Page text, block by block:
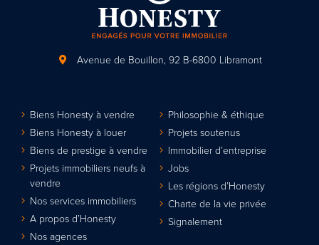
Avenue de Bouillon, 92 B-6800 Libramont
Biens Honesty à vendre
Biens Honesty à louer
Biens de prestige à vendre
Projets immobiliers neufs à
vendre
Nos services immobiliers
A propos d’Honesty
Nos agences
Philosophie & éthique
Projets soutenus
Immobilier d’entreprise
Jobs
Les régions d’Honesty
Charte de la vie privée
Signalement